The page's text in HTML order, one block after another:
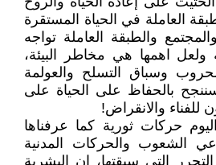
العاملة في الحياة المستقرة
والطبقة العاملة تواجه
ولعل اهمها هي مخاطر البيئة،
وسباق التسلح والعولمة
بالحفاظ على الحياة على
للفناء والانقراض!
حركات ثورية كما عرفناها
الشعوب والحركات المدنية
التي سبقتها، ان البشرية